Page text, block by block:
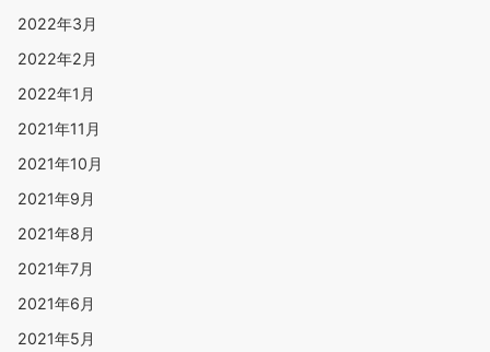
2022年3月
2022年2月
2022年1月
2021年11月
2021年10月
2021年9月
2021年8月
2021年7月
2021年6月
2021年5月